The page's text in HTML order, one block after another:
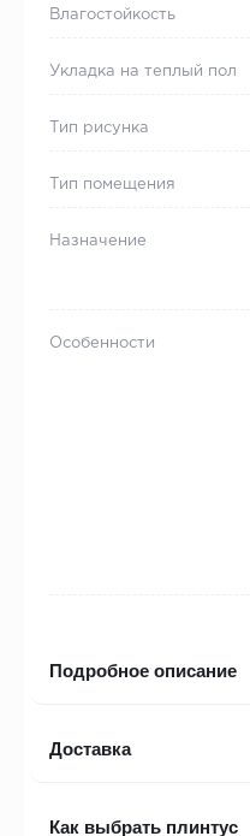
Влагостойкость
Укладка на теплый пол
Тип рисунка
Тип помещения
Назначение
Особенности
Подробное описание
Доставка
Как выбрать плинтус